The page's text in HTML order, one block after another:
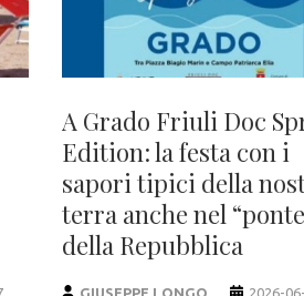
A Grado Friuli Doc
Edition: la festa con i
sapori tipici della
terra anche nel
della Repubblica
GIUSEPPE LONGO 2026-